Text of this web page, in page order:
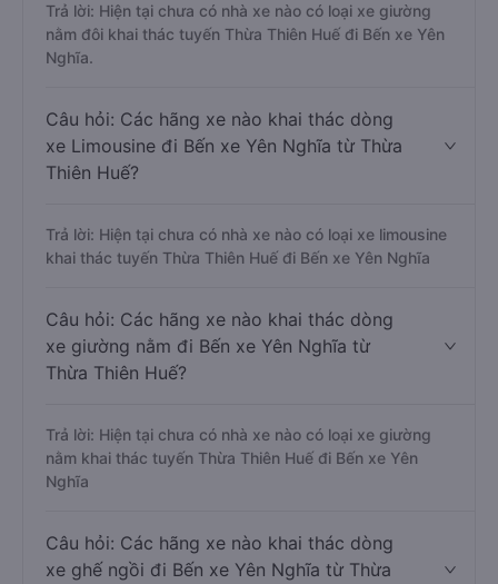
Trả lời: Hiện tại chưa có nhà xe nào có loại xe giường
nằm đôi khai thác tuyến Thừa Thiên Huế đi Bến xe Yên
Nghĩa.
Câu hỏi: Các hãng xe nào khai thác dòng
xe Limousine đi Bến xe Yên Nghĩa từ Thừa
Thiên Huế?
Trả lời: Hiện tại chưa có nhà xe nào có loại xe limousine
khai thác tuyến Thừa Thiên Huế đi Bến xe Yên Nghĩa
Câu hỏi: Các hãng xe nào khai thác dòng
xe giường nằm đi Bến xe Yên Nghĩa từ
Thừa Thiên Huế?
Trả lời: Hiện tại chưa có nhà xe nào có loại xe giường
nằm khai thác tuyến Thừa Thiên Huế đi Bến xe Yên
Nghĩa
Câu hỏi: Các hãng xe nào khai thác dòng
xe ghế ngồi đi Bến xe Yên Nghĩa từ Thừa